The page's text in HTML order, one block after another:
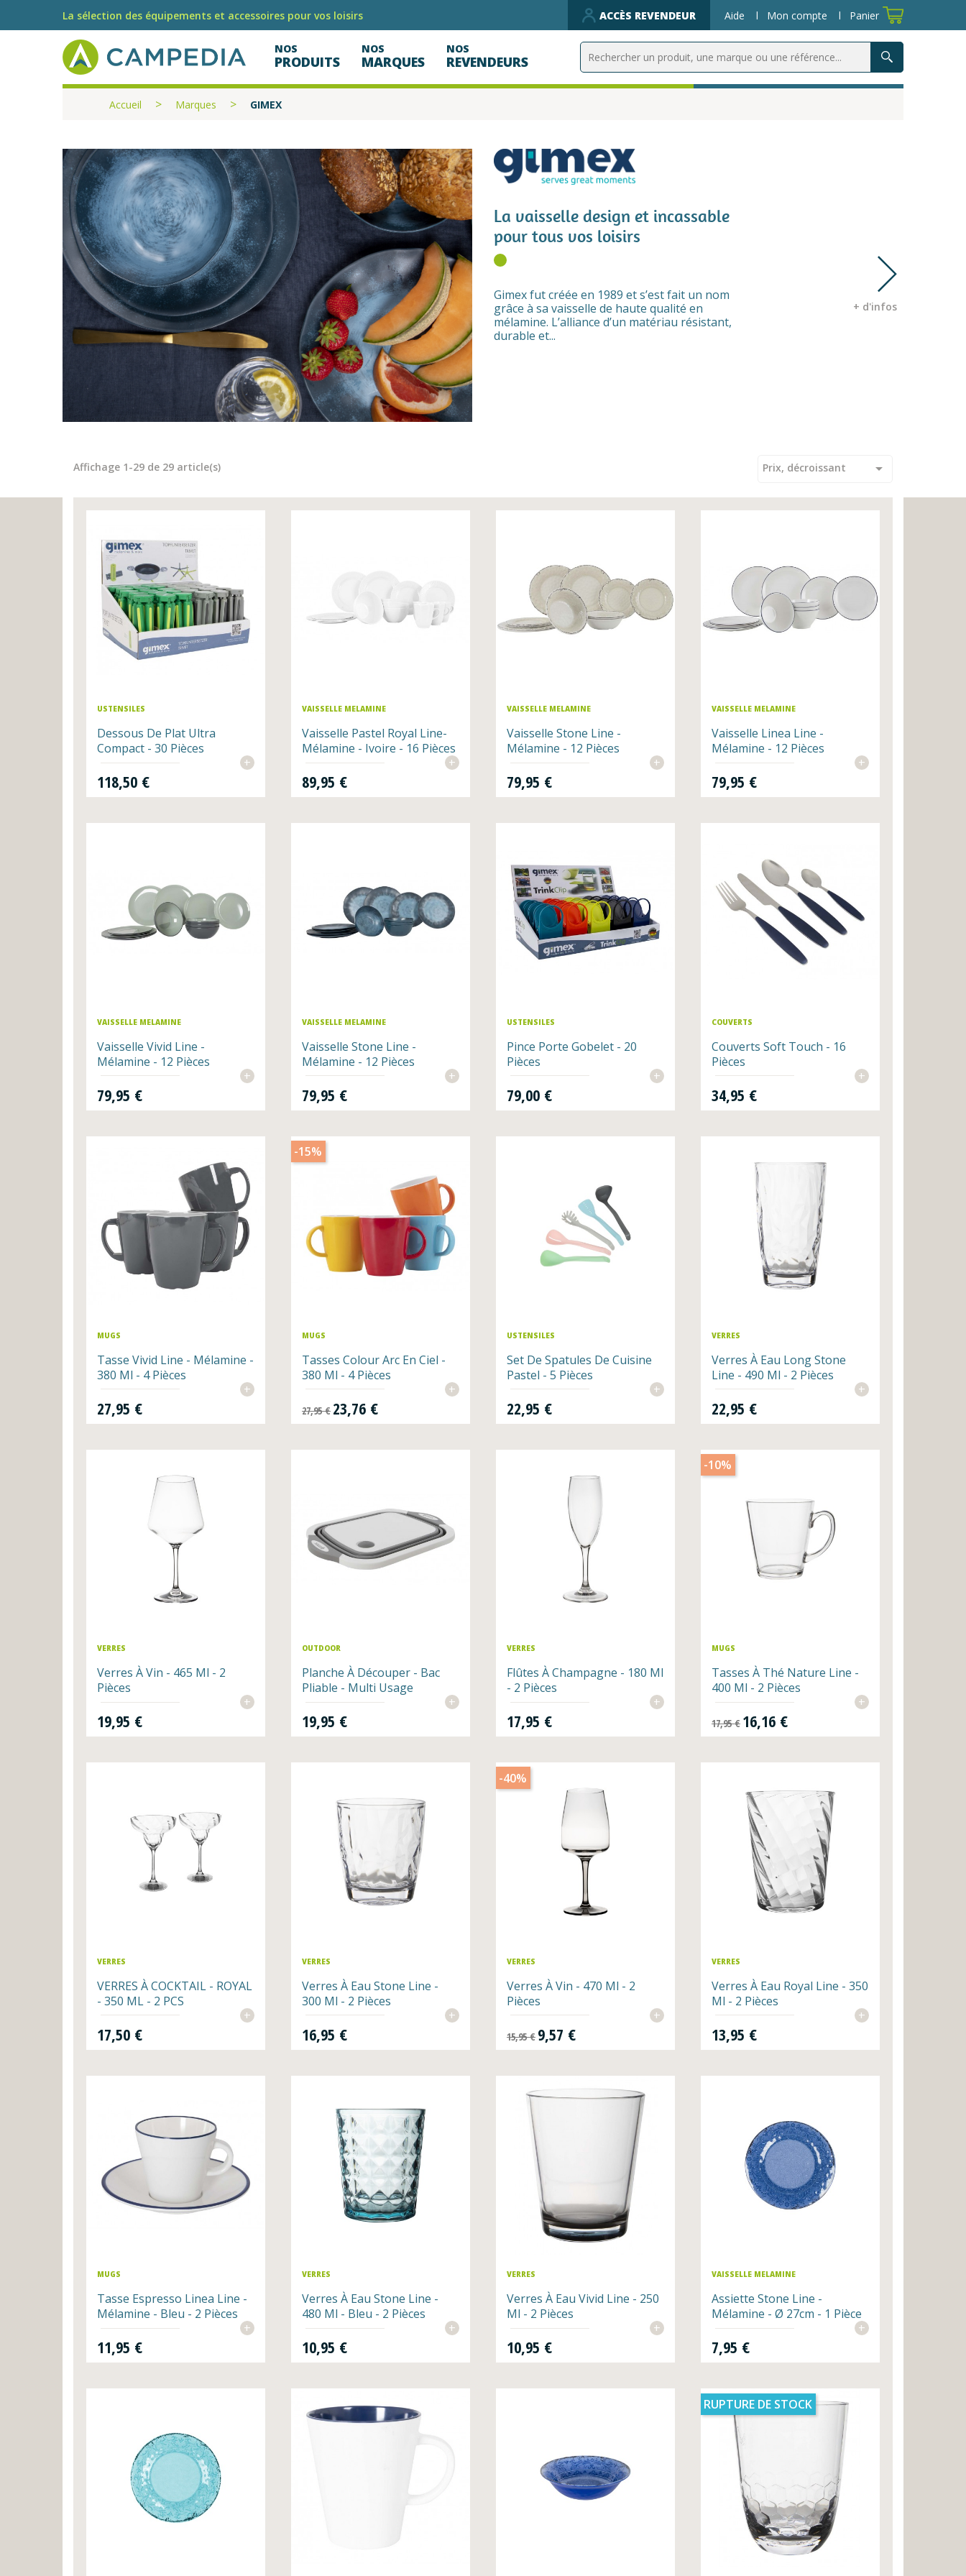
La sélection des équipements et accessoires pour vos loisirs ACCÈS REVENDEUR Aide Mon compte Panier
NOS
PRODUITS
NOS
MARQUES
NOS
REVENDEURS
Accueil Marques GIMEX
La vaisselle design et incassable
pour tous vos loisirs
Gimex fut créée en 1989 et s’est fait un nom
grâce à sa vaisselle de haute qualité en
mélamine. L’alliance d’un matériau résistant,
durable et...
+ d'infos
Affichage 1-29 de 29 article(s) Prix, décroissant 
USTENSILES
Dessous De Plat Ultra
Compact - 30 Pièces
+
Prix
118,50 €
VAISSELLE MELAMINE
Vaisselle Pastel Royal Line-
Mélamine - Ivoire - 16 Pièces
+
Prix
89,95 €
VAISSELLE MELAMINE
Vaisselle Stone Line -
Mélamine - 12 Pièces
+
Prix
79,95 €
VAISSELLE MELAMINE
Vaisselle Linea Line -
Mélamine - 12 Pièces
+
Prix
79,95 €
VAISSELLE MELAMINE
Vaisselle Vivid Line -
Mélamine - 12 Pièces
+
Prix
79,95 €
VAISSELLE MELAMINE
Vaisselle Stone Line -
Mélamine - 12 Pièces
+
Prix
79,95 €
USTENSILES
Pince Porte Gobelet - 20
Pièces
+
Prix
79,00 €
COUVERTS
Couverts Soft Touch - 16
Pièces
+
Prix
34,95 €
MUGS
Tasse Vivid Line - Mélamine -
380 Ml - 4 Pièces
+
Prix
27,95 €
MUGS
Tasses Colour Arc En Ciel -
380 Ml - 4 Pièces
+
Prix de base
27,95 €
Prix
23,76 €
-15%
USTENSILES
Set De Spatules De Cuisine
Pastel - 5 Pièces
+
Prix
22,95 €
VERRES
Verres À Eau Long Stone
Line - 490 Ml - 2 Pièces
+
Prix
22,95 €
VERRES
Verres À Vin - 465 Ml - 2
Pièces
+
Prix
19,95 €
OUTDOOR
Planche À Découper - Bac
Pliable - Multi Usage
+
Prix
19,95 €
VERRES
Flûtes À Champagne - 180 Ml
- 2 Pièces
+
Prix
17,95 €
MUGS
Tasses À Thé Nature Line -
400 Ml - 2 Pièces
+
Prix de base
17,95 €
Prix
16,16 €
-10%
VERRES
VERRES À COCKTAIL - ROYAL
- 350 ML - 2 PCS
+
Prix
17,50 €
VERRES
Verres À Eau Stone Line -
300 Ml - 2 Pièces
+
Prix
16,95 €
VERRES
Verres À Vin - 470 Ml - 2
Pièces
+
Prix de base
15,95 €
Prix
9,57 €
-40%
VERRES
Verres À Eau Royal Line - 350
Ml - 2 Pièces
+
Prix
13,95 €
MUGS
Tasse Espresso Linea Line -
Mélamine - Bleu - 2 Pièces
+
Prix
11,95 €
VERRES
Verres À Eau Stone Line -
480 Ml - Bleu - 2 Pièces
+
Prix
10,95 €
VERRES
Verres À Eau Vivid Line - 250
Ml - 2 Pièces
+
Prix
10,95 €
VAISSELLE MELAMINE
Assiette Stone Line -
Mélamine - Ø 27cm - 1 Pièce
+
Prix
7,95 €
RUPTURE DE STOCK